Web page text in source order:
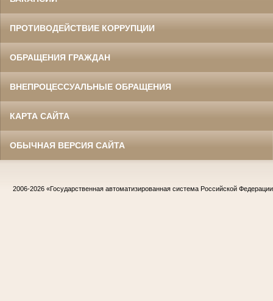
ПРОТИВОДЕЙСТВИЕ КОРРУПЦИИ
ОБРАЩЕНИЯ ГРАЖДАН
ВНЕПРОЦЕССУАЛЬНЫЕ ОБРАЩЕНИЯ
КАРТА САЙТА
ОБЫЧНАЯ ВЕРСИЯ САЙТА
2006-2026 «Государственная автоматизированная система Российской